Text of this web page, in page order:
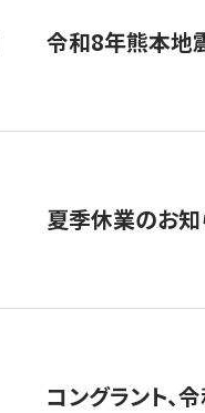
令和8年熊本地
夏季休業のお知
コングラント